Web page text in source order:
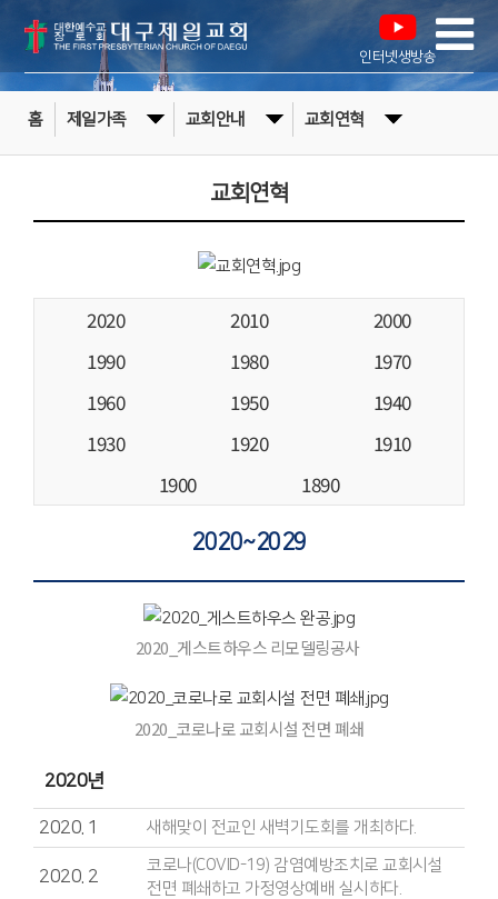
인터넷생방송
홈 제일가족 교회안내 교회연혁
교회연혁
2020 2010
2000
1990
1980
1970
1960
1950
1940
1930
1920
1910
1900
1890
2020~2029
2020년
2020. 1 새해맞이 전교인 새벽기도회를 개최하다.
2020. 2
코로나(COVID-19) 감염예방조치로 교회시설
전면 폐쇄하고 가정영상예배 실시하다.
2020_게스트하우스 리모델링공사
2020_코로나로 교회시설 전면 폐쇄